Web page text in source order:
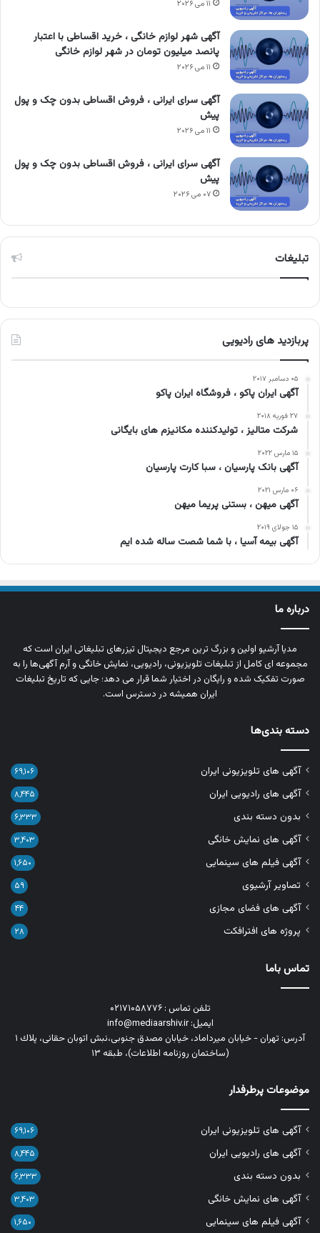
۱۱ می ۲۰۲۶
آگهی شهر لوازم خانگی ، خرید اقساطی با اعتبار
پانصد میلیون تومان در شهر لوازم خانگی
۱۱ می ۲۰۲۶
آگهی سرای ایرانی ، فروش اقساطی بدون چک و پول
پیش
۱۱ می ۲۰۲۶
آگهی سرای ایرانی ، فروش اقساطی بدون چک و پول
پیش
۰۷ می ۲۰۲۶
تبلیغات
پربازدید های رادیویی
۰۵ دسامبر ۲۰۱۷
آگهی ایران پاکو ، فروشگاه ایران پاکو
۲۷ فوریه ۲۰۱۸
شرکت متالیز ، تولیدکننده مکانیزم های بایگانی
۱۵ مارس ۲۰۲۲
آگهی بانک پارسیان ، سبا کارت پارسیان
۰۶ مارس ۲۰۲۱
آگهی میهن ، بستنی پریما میهن
۱۵ جولای ۲۰۱۹
آگهی بیمه آسیا ، با شما شصت ساله شده ایم
درباره ما
مدیا آرشیو اولین و بزرگ‌ ترین مرجع دیجیتال تیزرهای تبلیغاتی ایران است که
مجموعه‌ ای کامل از تبلیغات تلویزیونی، رادیویی، نمایش خانگی و آرم‌ آگهی‌ها را به‌
صورت تفکیک‌ شده و رایگان در اختیار شما قرار می‌ دهد؛ جایی که تاریخ تبلیغات
ایران همیشه در دسترس است.
دسته بندی‌ها
آگهی های تلویزیونی ایران ۶۹,۱۰۶
آگهی های رادیویی ایران ۸,۴۴۵
بدون دسته بندی ۶,۳۳۳
آگهی های نمایش خانگی ۳,۴۰۳
آگهی فیلم های سینمایی ۱,۶۵۰
تصاویر آرشیوی ۵۹
آگهی های فضای مجازی ۴۴
پروژه های افترافکت ۲۸
تماس باما
تلفن تماس : ۰۲۱۷۱۰۵۸۷۷۶
ایمیل: info@mediaarshiv.ir
آدرس: تهران - خیابان میرداماد، خیابان مصدق جنوبی،نبش اتوبان حقانی، پلاك ١
(ساختمان روزنامه اطلاعات)، طبقه ۱۳
موضوعات پرطرفدار
آگهی های تلویزیونی ایران ۶۹,۱۰۶
آگهی های رادیویی ایران ۸,۴۴۵
بدون دسته بندی ۶,۳۳۳
آگهی های نمایش خانگی ۳,۴۰۳
آگهی فیلم های سینمایی ۱,۶۵۰